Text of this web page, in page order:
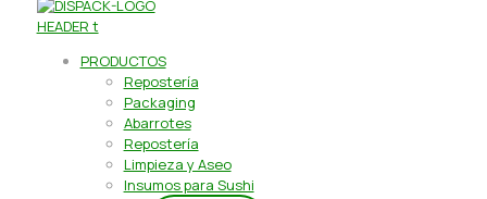
PRODUCTOS
Repostería
Packaging
Abarrotes
Repostería
Limpieza y Aseo
Insumos para Sushi